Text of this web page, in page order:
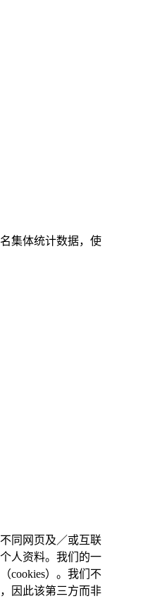
集体统计数据，使
同网页及／或互联
人资料。我们的一
cookies）。我们不
因此该第三方而非